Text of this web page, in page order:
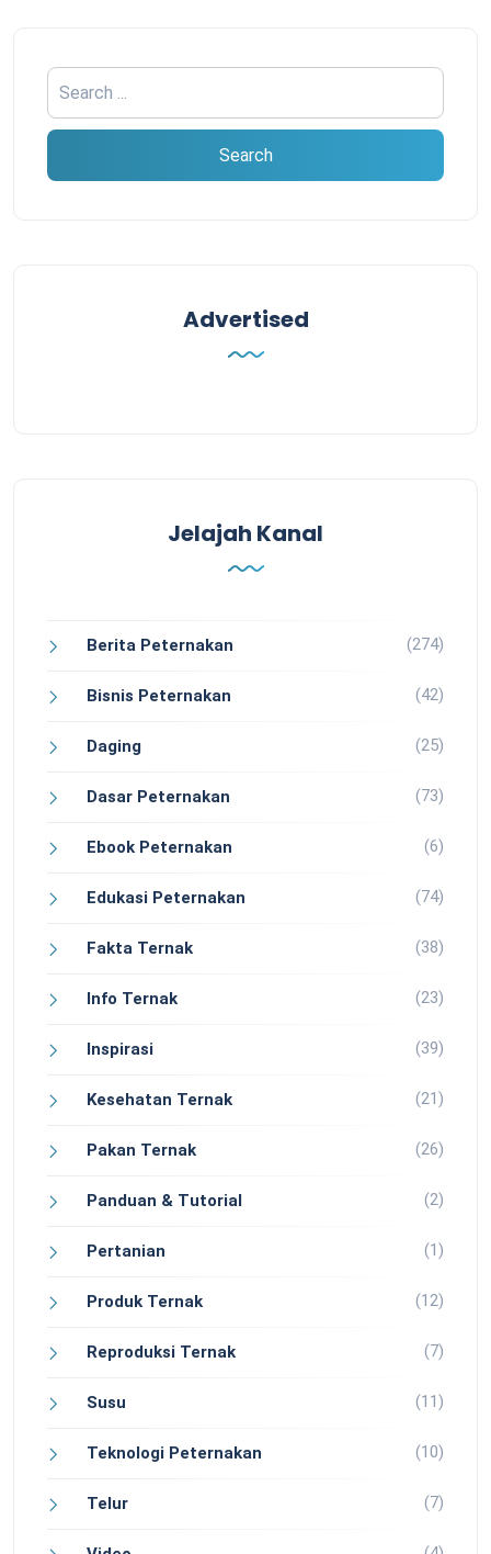
Advertised
Jelajah Kanal
Berita Peternakan (274)
Bisnis Peternakan (42)
Daging (25)
Dasar Peternakan (73)
Ebook Peternakan (6)
Edukasi Peternakan (74)
Fakta Ternak (38)
Info Ternak (23)
Inspirasi (39)
Kesehatan Ternak (21)
Pakan Ternak (26)
Panduan & Tutorial (2)
Pertanian (1)
Produk Ternak (12)
Reproduksi Ternak (7)
Susu (11)
Teknologi Peternakan (10)
Telur (7)